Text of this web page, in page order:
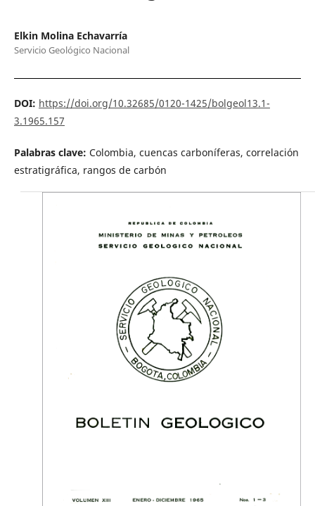
Elkin Molina Echavarría
Servicio Geológico Nacional
DOI: https://doi.org/10.32685/0120-1425/bolgeol13.1-
3.1965.157
Palabras clave: Colombia, cuencas carboníferas, correlación
estratigráfica, rangos de carbón